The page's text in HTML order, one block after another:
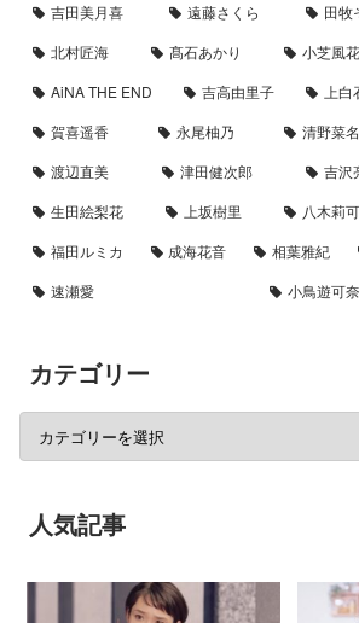
吉田美月喜
遠藤さくら 田牧
北村匠海
髙石あかり 小芝風花
AiNA THE END
吉高由里子 上
賀喜遥香
永尾柚乃 清野菜名
渡辺直美
津田健次郎 吉沢
生田絵梨花
上坂樹里 八木莉
福田ルミカ
成海花音 相葉雅紀
速瀬愛
小鳥遊可奈
カテゴリー
人気記事